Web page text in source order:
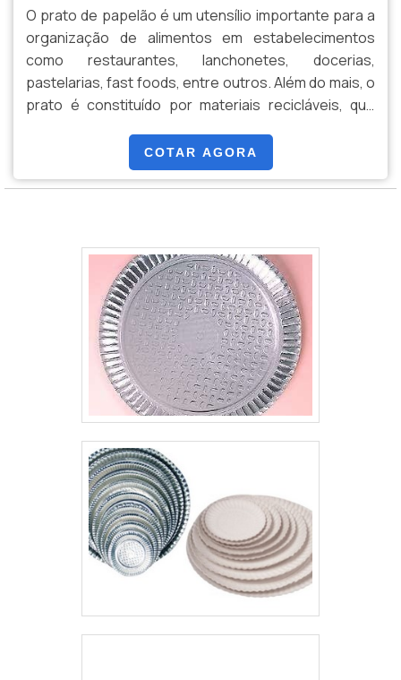
O prato de papelão é um utensílio importante para a
organização de alimentos em estabelecimentos
como restaurantes, lanchonetes, docerias,
pastelarias, fast foods, entre outros. Além do mais, o
prato é constituído por materiais recicláveis, que
ser personalizados de acordo com as cores,
formatos e tamanhos, que podem ser escolhidos
pelo cliente.O PRODUTO PODE SER ENCONTRADO
COTAR AGORA